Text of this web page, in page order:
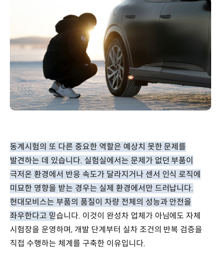
동계시험의 또 다른 중요한 역할은 예상치 못한 문제를
발견하는 데 있습니다. 실험실에서는 문제가 없던 부품이
극저온 환경에서 반응 속도가 달라지거나 센서 인식 로직에
미묘한 영향을 받는 경우는 실제 환경에서만 드러납니다.
현대모비스는 부품의 품질이 차량 전체의 성능과 안전을
좌우한다고 믿습니다. 이것이 완성차 업체가 아님에도 자체
시험장을 운영하며, 개발 단계부터 실차 조건의 반복 검증을
직접 수행하는 체계를 구축한 이유입니다.